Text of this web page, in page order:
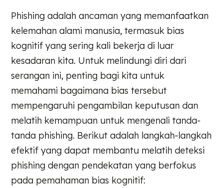
Phishing adalah ancaman yang memanfaatkan
kelemahan alami manusia, termasuk bias
kognitif yang sering kali bekerja di luar
kesadaran kita. Untuk melindungi diri dari
serangan ini, penting bagi kita untuk
memahami bagaimana bias tersebut
mempengaruhi pengambilan keputusan dan
melatih kemampuan untuk mengenali tanda-
tanda phishing. Berikut adalah langkah-langkah
efektif yang dapat membantu melatih deteksi
phishing dengan pendekatan yang berfokus
pada pemahaman bias kognitif: